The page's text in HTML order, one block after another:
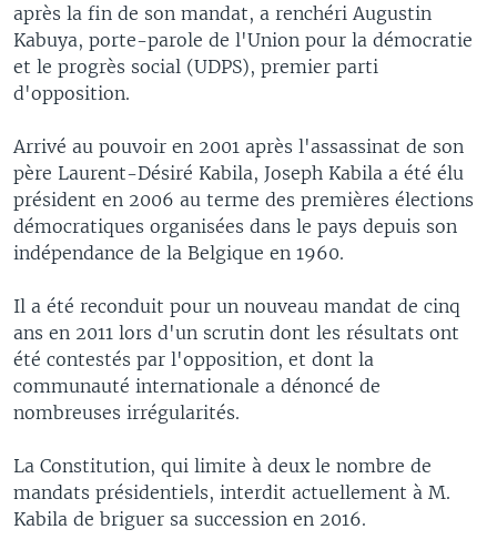
après la fin de son mandat, a renchéri Augustin
Kabuya, porte-parole de l'Union pour la démocratie
et le progrès social (UDPS), premier parti
d'opposition.
Arrivé au pouvoir en 2001 après l'assassinat de son
père Laurent-Désiré Kabila, Joseph Kabila a été élu
président en 2006 au terme des premières élections
démocratiques organisées dans le pays depuis son
indépendance de la Belgique en 1960.
Il a été reconduit pour un nouveau mandat de cinq
ans en 2011 lors d'un scrutin dont les résultats ont
été contestés par l'opposition, et dont la
communauté internationale a dénoncé de
nombreuses irrégularités.
La Constitution, qui limite à deux le nombre de
mandats présidentiels, interdit actuellement à M.
Kabila de briguer sa succession en 2016.